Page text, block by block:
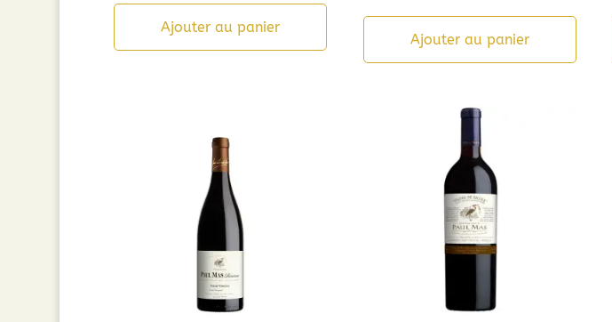
Ajouter au panier
Ajouter au panier